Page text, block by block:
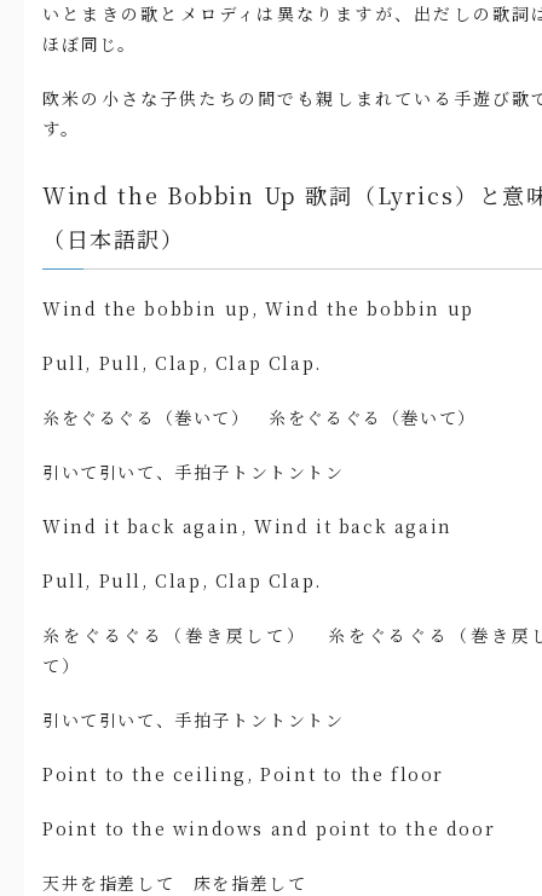
いとまきの歌とメロディは異なりますが、出だしの歌詞
ほぼ同じ。
欧米の小さな子供たちの間でも親しまれている手遊び歌
す。
Wind the Bobbin Up 歌詞（Lyrics）と意
（日本語訳）
Wind the bobbin up, Wind the bobbin up
Pull, Pull, Clap, Clap Clap.
糸をぐるぐる（巻いて） 糸をぐるぐる（巻いて）
引いて引いて、手拍子トントントン
Wind it back again, Wind it back again
Pull, Pull, Clap, Clap Clap.
糸をぐるぐる（巻き戻して） 糸をぐるぐる（巻き戻
て）
引いて引いて、手拍子トントントン
Point to the ceiling, Point to the floor
Point to the windows and point to the door
天井を指差して 床を指差して